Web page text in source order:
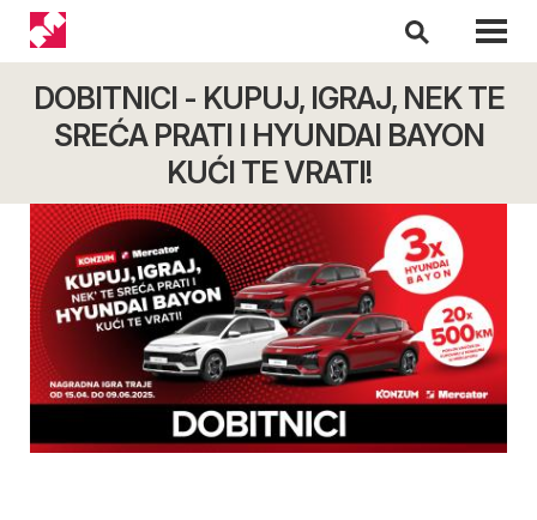
DOBITNICI - KUPUJ, IGRAJ, NEK TE
SREĆA PRATI I HYUNDAI BAYON
KUĆI TE VRATI!